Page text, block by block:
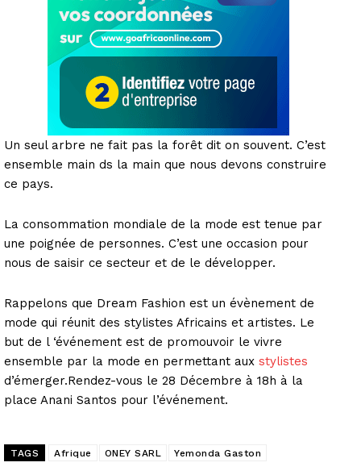
Un seul arbre ne fait pas la forêt dit on souvent. C’est
ensemble main ds la main que nous devons construire
ce pays.
La consommation mondiale de la mode est tenue par
une poignée de personnes. C’est une occasion pour
nous de saisir ce secteur et de le développer.
Rappelons que Dream Fashion est un évènement de
mode qui réunit des stylistes Africains et artistes. Le
but de l ‘événement est de promouvoir le vivre
ensemble par la mode en permettant aux stylistes
d’émerger.Rendez-vous le 28 Décembre à 18h à la
place Anani Santos pour l’événement.
TAGS Afrique ONEY SARL Yemonda Gaston